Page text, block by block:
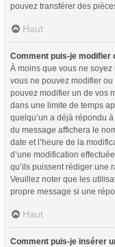
pouvez transférer des
Haut
Comment puis-je modifier
À moins que vous ne
vous ne pouvez modifier
pouvez modifier un de vos
dans une limite de temps
quelqu’un a déjà répondu
du message affichera le
date et l’heure de la
d’une modification
qu’ils puissent rédiger une
Veuillez noter que les
propre message si une
Haut
Comment puis-je insérer